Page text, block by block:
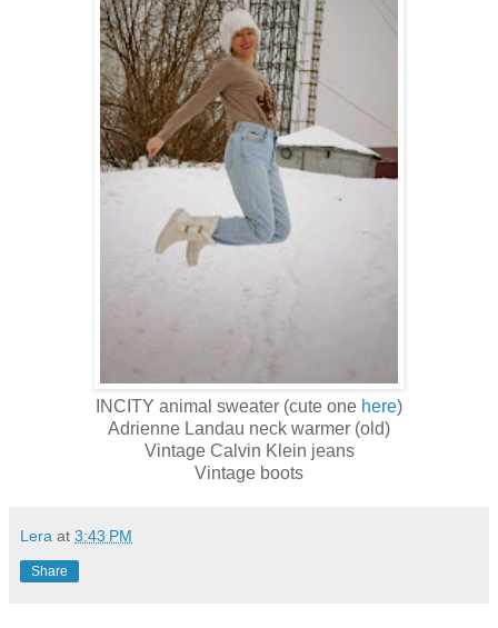
INCITY animal sweater (cute one here)
Adrienne Landau neck warmer (old)
Vintage Calvin Klein jeans
Vintage boots
Lera at 3:43 PM
Share